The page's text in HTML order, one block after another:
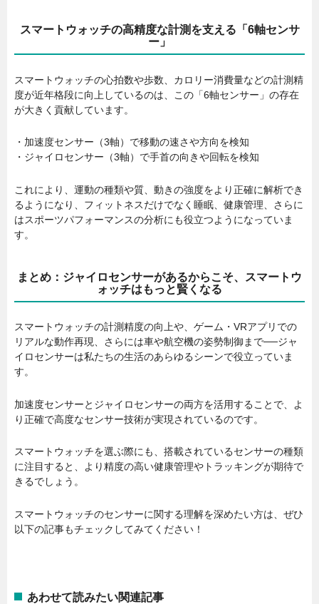
スマートウォッチの高精度な計測を支える「6軸センサ
ー」
スマートウォッチの心拍数や歩数、カロリー消費量などの計測精
度が近年格段に向上しているのは、この「6軸センサー」の存在
が大きく貢献しています。
・加速度センサー（3軸）で移動の速さや方向を検知
・ジャイロセンサー（3軸）で手首の向きや回転を検知
これにより、運動の種類や質、動きの強度をより正確に解析でき
るようになり、フィットネスだけでなく睡眠、健康管理、さらに
はスポーツパフォーマンスの分析にも役立つようになっていま
す。
まとめ：ジャイロセンサーがあるからこそ、スマートウ
ォッチはもっと賢くなる
スマートウォッチの計測精度の向上や、ゲーム・VRアプリでの
リアルな動作再現、さらには車や航空機の姿勢制御まで──ジャ
イロセンサーは私たちの生活のあらゆるシーンで役立っていま
す。
加速度センサーとジャイロセンサーの両方を活用することで、よ
り正確で高度なセンサー技術が実現されているのです。
スマートウォッチを選ぶ際にも、搭載されているセンサーの種類
に注目すると、より精度の高い健康管理やトラッキングが期待で
きるでしょう。
スマートウォッチのセンサーに関する理解を深めたい方は、ぜひ
以下の記事もチェックしてみてください！
あわせて読みたい関連記事